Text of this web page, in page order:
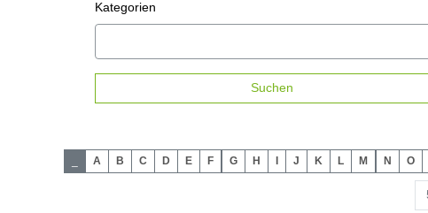
Kategorien
Suchen
A B C D E F G H I J K L M N O